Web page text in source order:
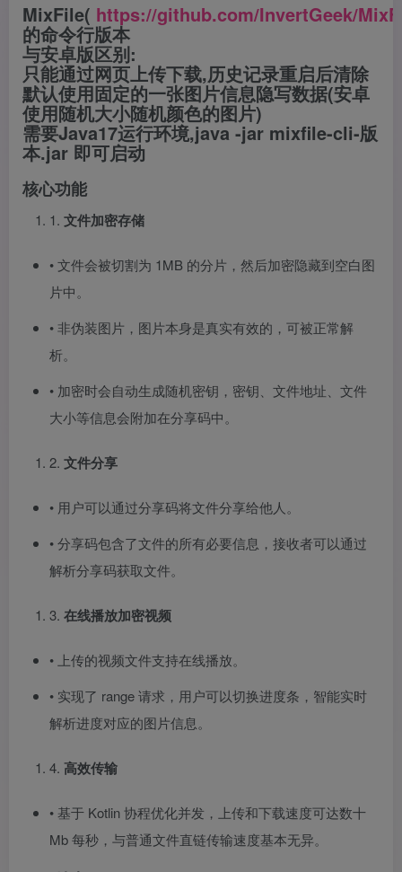
MixFile( https://github.com/InvertGeek/
的命令行版本
与安卓版区别:
只能通过网页上传下载,历史记录重启后清除
默认使用固定的一张图片信息隐写数据(安卓
使用随机大小随机颜色的图片)
需要Java17运行环境,java -jar mixfile-cli-版
本.jar 即可启动
核心功能
1. 文件加密存储
• 文件会被切割为 1MB 的分片，然后加密隐藏到空白图
片中。
• 非伪装图片，图片本身是真实有效的，可被正常解
析。
• 加密时会自动生成随机密钥，密钥、文件地址、文件
大小等信息会附加在分享码中。
2. 文件分享
• 用户可以通过分享码将文件分享给他人。
• 分享码包含了文件的所有必要信息，接收者可以通过
解析分享码获取文件。
3. 在线播放加密视频
• 上传的视频文件支持在线播放。
• 实现了 range 请求，用户可以切换进度条，智能实时
解析进度对应的图片信息。
4. 高效传输
• 基于 Kotlin 协程优化并发，上传和下载速度可达数十
Mb 每秒，与普通文件直链传输速度基本无异。